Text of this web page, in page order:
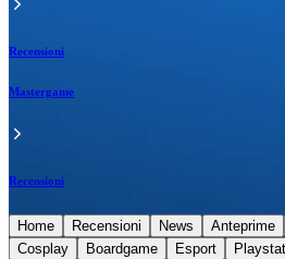
Recensioni
Mastergame
Recensioni
Home Recensioni News Anteprime
Cosplay
Boardgame Esport